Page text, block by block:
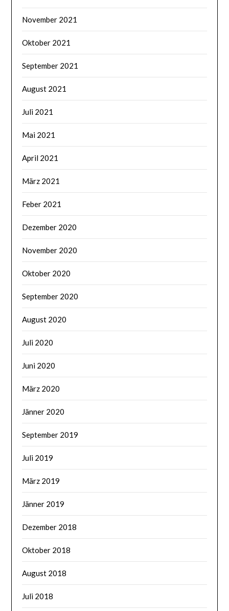
November 2021
Oktober 2021
September 2021
August 2021
Juli 2021
Mai 2021
April 2021
März 2021
Feber 2021
Dezember 2020
November 2020
Oktober 2020
September 2020
August 2020
Juli 2020
Juni 2020
März 2020
Jänner 2020
September 2019
Juli 2019
März 2019
Jänner 2019
Dezember 2018
Oktober 2018
August 2018
Juli 2018